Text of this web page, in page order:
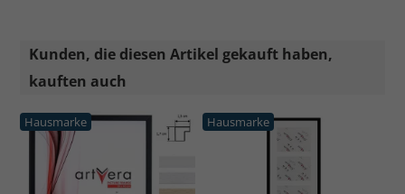
Kunden, die diesen Artikel gekauft haben,
kauften auch
Hausmarke Hausmarke